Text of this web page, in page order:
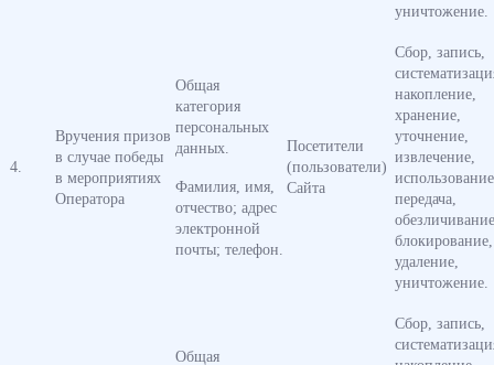
уничтожение.
4.
Вручения призов
в случае победы
в мероприятиях
Оператора
Общая
категория
персональных
данных.
Фамилия, имя,
отчество; адрес
электронной
почты; телефон.
Посетители
(пользователи)
Сайта
Сбор, запись,
накопление,
хранение,
уточнение,
извлечение,
передача,
блокирование,
удаление,
уничтожение.
Общая
Сбор, запись,